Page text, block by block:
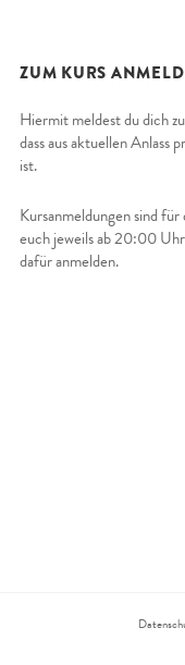
ZUM KURS
Hiermit meldest du dich
dass aus aktuellen Anlass
ist.
Kursanmeldungen sind
euch jeweils ab 20:00
dafür anmelden.